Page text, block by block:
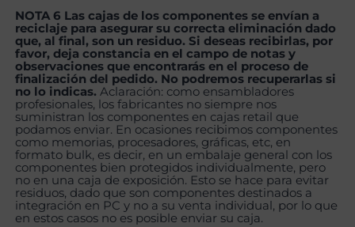
NOTA 6 Las cajas de los componentes se envían a
reciclaje para asegurar su correcta eliminación dado
que, al final, son un residuo. Si deseas recibirlas, por
favor, deja constancia en el campo de notas y
observaciones que encontrarás en el proceso de
finalización del pedido. No podremos recuperarlas si
no lo indicas. Aclaración: como ensambladores
profesionales, los fabricantes no siempre nos
suministran los componentes en cajas retail que
podamos enviar. En ocasiones recibimos componentes
como memorias, procesadores, gráficas, etc, en
formato bulk, es decir, en un embalaje general con los
componentes bien protegidos individualmente, pero
no en una caja de exposición. Esto se hace para evitar
residuos, dado que son componentes destinados a
integración en PC y no a su venta individual, por lo que
en estos casos no es posible enviar su caja.